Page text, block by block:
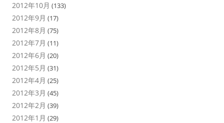
2012年10月 (133)
2012年9月 (17)
2012年8月 (75)
2012年7月 (11)
2012年6月 (20)
2012年5月 (31)
2012年4月 (25)
2012年3月 (45)
2012年2月 (39)
2012年1月 (29)